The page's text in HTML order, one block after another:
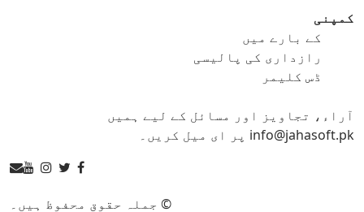
ico کو bmp
ico کو gif ico کو jpg
کمپنی
کے بارے میں
رازداری کی پالیسی
ڈس کلیمر
آراء، تجاویز اور مسائل کے لیے ہمیں
info@jahasoft.pk پر ای میل کریں۔
© جملہ حقوق محفوظ ہیں۔